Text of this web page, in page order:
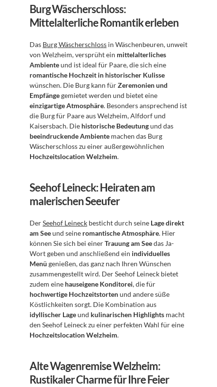
Burg Wäscherschloss:
Mittelalterliche Romantik erleben
Das Burg Wäscherschloss in Wäschenbeuren, unweit
von Welzheim, versprüht ein mittelalterliches
Ambiente
romantische Hochzeit in historischer Kulisse
wünschen. Die Burg kann für Zeremonien und
Empfänge
einzigartige Atmosphäre. Besonders ansprechend ist
die Burg für Paare aus Welzheim, Alfdorf und
Kaisersbach. Die historische Bedeutung
beeindruckende Ambiente machen das Burg
Hochzeitslocation Welzheim.
Seehof Leineck: Heiraten am
malerischen Seeufer
Der Seehof Leineck besticht durch seine Lage direkt
am See und seine romantische Atmosphäre. Hier
können Sie sich bei einer Trauung am See das Ja-
Wort geben und anschließend ein individuelles
Menü genießen, das ganz nach Ihren Wünschen
zusammengestellt wird. Der Seehof Leineck bietet
zudem eine hauseigene Konditorei
hochwertige Hochzeitstorten und andere süße
idyllischer Lage und kulinarischen Highlights macht
Hochzeitslocation Welzheim.
Alte Wagenremise Welzheim:
Rustikaler Charme für Ihre Feier